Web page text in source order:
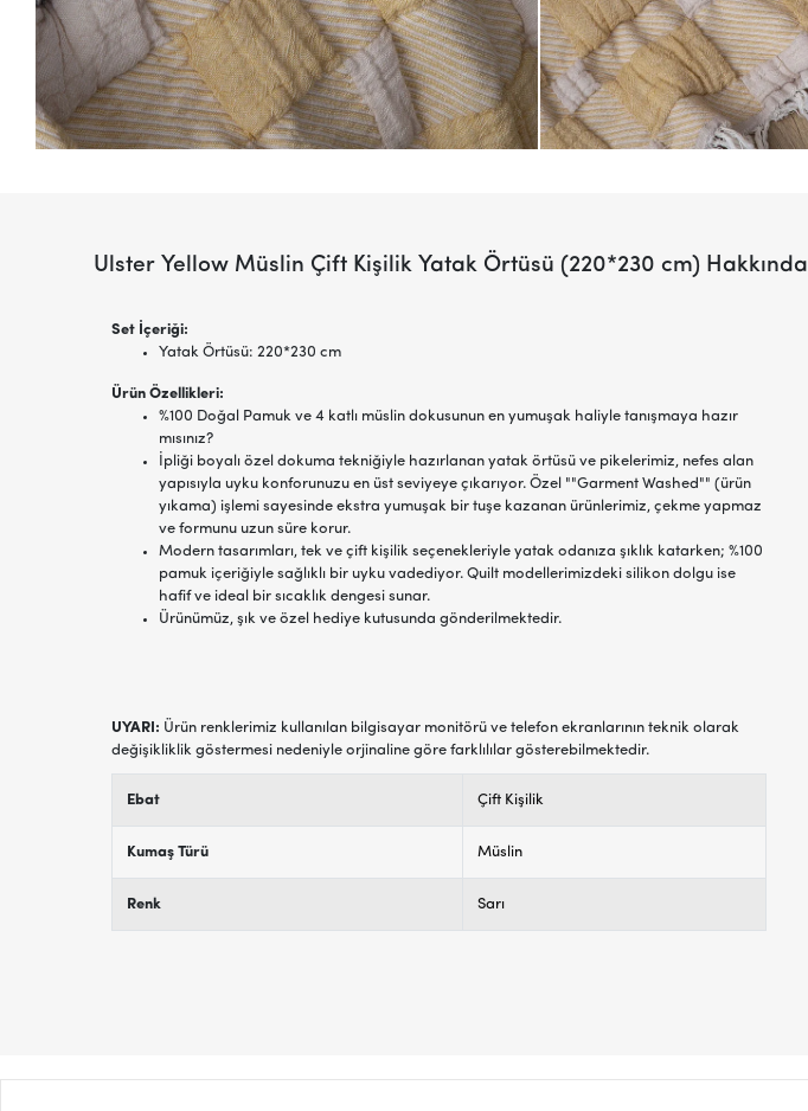
Ulster Yellow Müslin Çift Kişilik Yatak Örtüsü (220*230 cm) Hakkında
Set İçeriği:
Yatak Örtüsü: 220*230 cm
Ürün Özellikleri:
%100 Doğal Pamuk ve 4 katlı müslin dokusunun en yumuşak haliyle tanışmaya hazır
mısınız?
İpliği boyalı özel dokuma tekniğiyle hazırlanan yatak örtüsü ve pikelerimiz, nefes alan
yapısıyla uyku konforunuzu en üst seviyeye çıkarıyor. Özel ""Garment Washed"" (ürün
yıkama) işlemi sayesinde ekstra yumuşak bir tuşe kazanan ürünlerimiz, çekme yapmaz
ve formunu uzun süre korur.
Modern tasarımları, tek ve çift kişilik seçenekleriyle yatak odanıza şıklık katarken; %100
pamuk içeriğiyle sağlıklı bir uyku vadediyor. Quilt modellerimizdeki silikon dolgu ise
hafif ve ideal bir sıcaklık dengesi sunar.
Ürünümüz, şık ve özel hediye kutusunda gönderilmektedir.
UYARI: Ürün renklerimiz kullanılan bilgisayar monitörü ve telefon ekranlarının teknik olarak
değişikliklik göstermesi nedeniyle orjinaline göre farklılılar gösterebilmektedir.
Ebat Çift Kişilik
Kumaş Türü Müslin
Renk Sarı